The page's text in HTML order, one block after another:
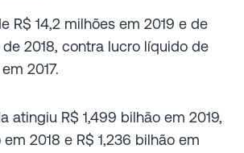
R$ 14,2 milhões em 2019 e de
de 2018, contra lucro líquido de
2017.
atingiu R$ 1,499 bilhão em 2019,
em 2018 e R$ 1,236 bilhão em